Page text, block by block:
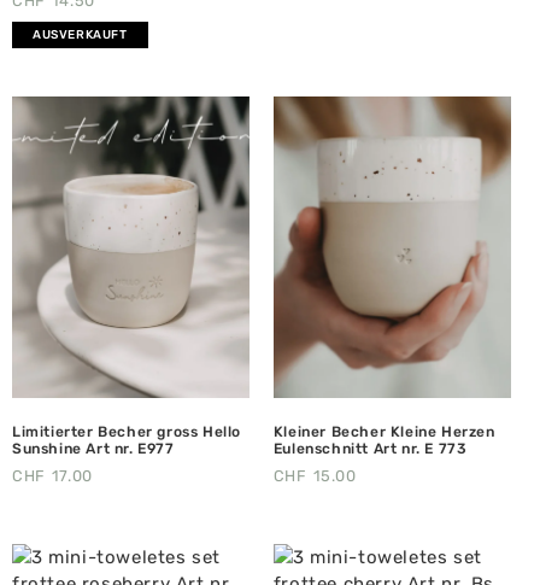
AUSVERKAUFT
Limitierter Becher gross Hello
Sunshine Art nr. E977
CHF 17.00
Kleiner Becher Kleine Herzen
Eulenschnitt Art nr. E 773
CHF 15.00